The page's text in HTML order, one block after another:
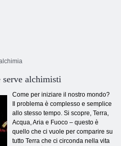
serve alchimisti
Come per iniziare il nostro mondo?
Il problema è complesso e semplice
allo stesso tempo. Si scopre, Terra,
Acqua, Aria e Fuoco – questo è
quello che ci vuole per comparire su
tutto Terra che ci circonda nella vita